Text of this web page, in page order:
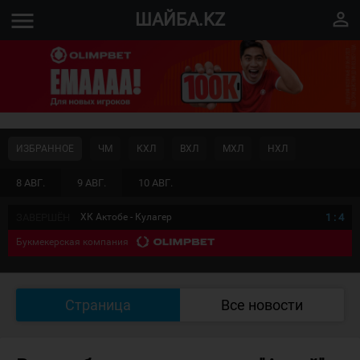
menu ШАЙБА.KZ perm_identity
8 АВГ. 9 АВГ. 10 АВГ.
ИЗБРАННОЕ ЧМ КХЛ ВХЛ МХЛ НХЛ
ХК Актобе - Кулагер 1 : 4
Букмекерская компания
Страница Все новости